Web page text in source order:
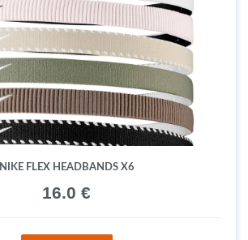
NIKE FLEX HEADBANDS X6
16.0 €